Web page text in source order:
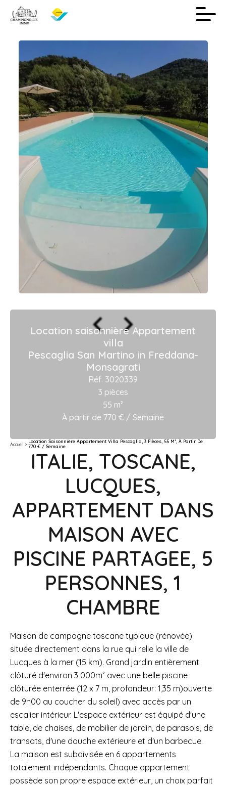
Location saisonnière Appartement
villa
Pescaglia San Martino in Freddana-
Monsagrati
Réf. 3020339
3 pièces
55 m²
À partir de 770 € / Semaine
Accueil
Location Saisonnière Appartement Villa Pescaglia, 3 Pièces, 55 M², À Partir De
770 € / Semaine
ITALIE, TOSCANE,
LUCQUES,
APPARTEMENT DANS
MAISON AVEC
PISCINE PARTAGEE, 5
PERSONNES, 1
CHAMBRE
Maison de campagne toscane typique (rénovée)
située directement dans la rue qui relie la ville de
Lucques à la mer (15 km). Grand jardin entièrement
clôturé d'environ 3 000m² avec une belle piscine
clôturée enterrée (12 x 7 m, profondeur: 1,35 m)ouverte
de 9h00 au coucher du soleil) avec accès par un
escalier intérieur. L'espace extérieur est équipé d'une
table, de chaises, de mobilier de jardin, de parasols, de
transats, d'une douche extérieure et d'un barbecue.
La maison est subdivisée en 6 appartements
totalement indépendants. Chaque appartement
possède son propre espace extérieur, un choix parfait